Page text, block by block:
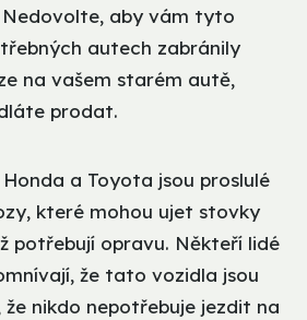
Nedovolte, aby vám tyto
autech zabránily
na vašem starém autě,
prodat.
a Toyota jsou proslulé
které mohou ujet stovky
potřebují opravu. Někteří lidé
že tato vozidla jsou
nikdo nepotřebuje jezdit na